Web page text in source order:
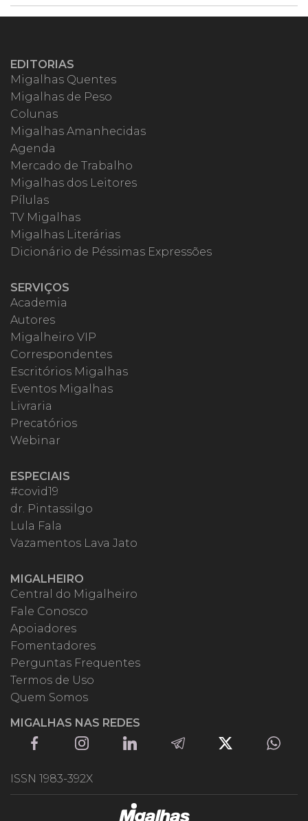
EDITORIAS
Migalhas Quentes
Migalhas de Peso
Colunas
Migalhas Amanhecidas
Agenda
Mercado de Trabalho
Migalhas dos Leitores
Pílulas
TV Migalhas
Migalhas Literárias
Dicionário de Péssimas Expressões
SERVIÇOS
Academia
Autores
Migalheiro VIP
Correspondentes
Escritórios Migalhas
Eventos Migalhas
Livraria
Precatórios
Webinar
ESPECIAIS
#covid19
dr. Pintassilgo
Lula Fala
Vazamentos Lava Jato
MIGALHEIRO
Central do Migalheiro
Fale Conosco
Apoiadores
Fomentadores
Perguntas Frequentes
Termos de Uso
Quem Somos
MIGALHAS NAS REDES
ISSN 1983-392X